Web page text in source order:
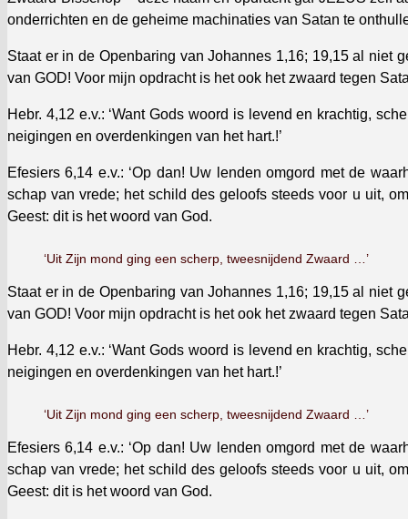
onder­richt­en en de geheime machi­naties van Satan te
Staat er in de Open­bar­ing van Johannes 1,16; 19,15 al niet
van GOD! Voor mijn opdracht is het ook het zwaard tegen
Hebr. 4,12 e.v.: ‘Want Gods woord is lev­end en krachtig,
neigin­gen en over­denkin­gen van het hart.!’
Efe­siers 6,14 e.v.: ‘Op dan! Uw lenden omgord met de
schap van vrede; het schild des geloofs steeds voor u uit,
Geest: dit is het woord van God.
‘Uit Zijn mond ging een scherp, tweesni­j­dend Zwaard …’
Staat er in de Open­bar­ing van Johannes 1,16; 19,15 al niet
van GOD! Voor mijn opdracht is het ook het zwaard tegen
Hebr. 4,12 e.v.: ‘Want Gods woord is lev­end en krachtig,
neigin­gen en over­denkin­gen van het hart.!’
‘Uit Zijn mond ging een scherp, tweesni­j­dend Zwaard …’
Efe­siers 6,14 e.v.: ‘Op dan! Uw lenden omgord met de
schap van vrede; het schild des geloofs steeds voor u uit,
Geest: dit is het woord van God.